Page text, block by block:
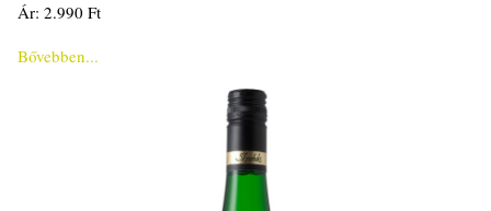
Ár: 2.990 Ft
Bővebben...